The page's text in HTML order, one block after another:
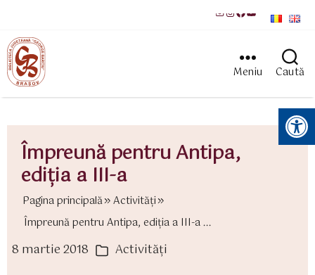
Meniu Caută
Instrumente pentru accesibilitate
Împreună pentru Antipa,
ediția a III-a
Pagina principală
Activităţi
Împreună pentru Antipa, ediția a III-a ...
8 martie 2018 Categorii
Activităţi